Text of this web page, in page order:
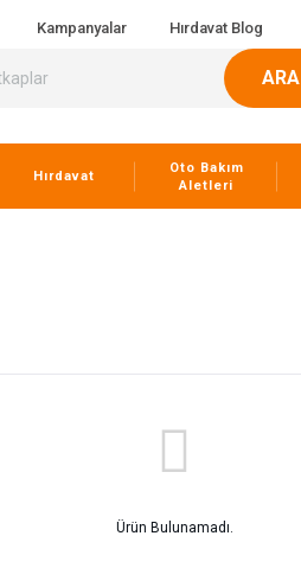
Kampanyalar Hırdavat Blog
ARA
Hırdavat
Oto Bakım
Aletleri
Ürün Bulunamadı.